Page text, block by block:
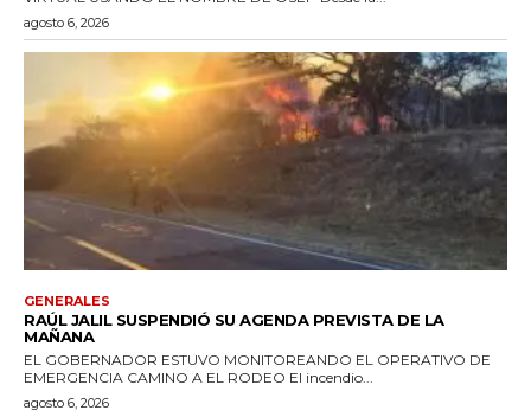
agosto 6, 2026
GENERALES
RAÚL JALIL SUSPENDIÓ SU AGENDA PREVISTA DE LA
MAÑANA
EL GOBERNADOR ESTUVO MONITOREANDO EL OPERATIVO DE
EMERGENCIA CAMINO A EL RODEO El incendio...
agosto 6, 2026